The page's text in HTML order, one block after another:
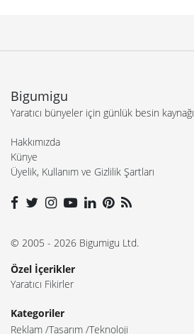
Bigumigu
Yaratıcı bünyeler için günlük besin kaynağı
Hakkımızda
Künye
Üyelik, Kullanım ve Gizlilik Şartları
© 2005 - 2026 Bigumigu Ltd.
Özel İçerikler
Yaratıcı Fikirler
Kategoriler
Reklam Tasarım Teknoloji